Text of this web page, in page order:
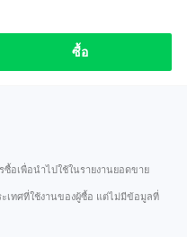
ซื้อ
ซื้อเพื่อนำไปใช้ในรายงานยอดขาย
เทศที่ใช้งานของผู้ซื้อ แต่ไม่มีข้อมูลที่